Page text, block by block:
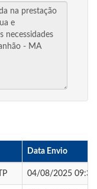
Data Envio
04/08/2025